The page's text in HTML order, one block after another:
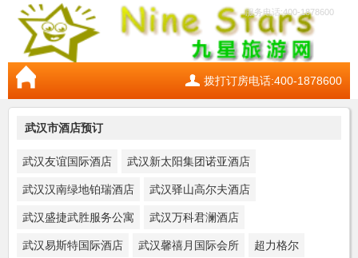
服务电话:400-1878600
拨打订房电话:400-1878600
武汉市酒店预订
武汉友谊国际酒店 武汉新太阳集团诺亚酒店
武汉汉南绿地铂瑞酒店 武汉驿山高尔夫酒店
武汉盛捷武胜服务公寓 武汉万科君澜酒店
武汉易斯特国际酒店 武汉馨禧月国际会所 超力格尔